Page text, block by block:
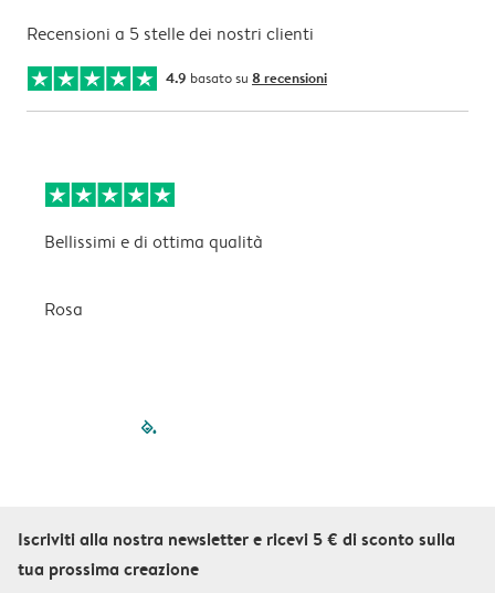
Recensioni a 5 stelle dei nostri clienti
4.9 basato su 8 recensioni
Bellissimi e di ottima qualità
Rosa
filled-pagination
Iscriviti alla nostra newsletter e ricevi 5 € di sconto sulla
tua prossima creazione